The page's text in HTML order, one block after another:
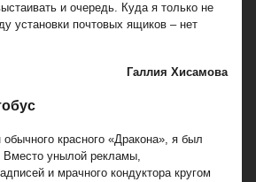
и очередь. Куда я только не
установки почтовых ящиков – нет
Галлия Хисамова
красного «Дракона», я был
Вместо унылой рекламы,
и мрачного кондуктора кругом